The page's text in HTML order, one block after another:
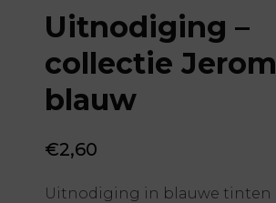
Uitnodiging –
collectie Jerom
blauw
€2,60
Uitnodiging in blauwe tinten